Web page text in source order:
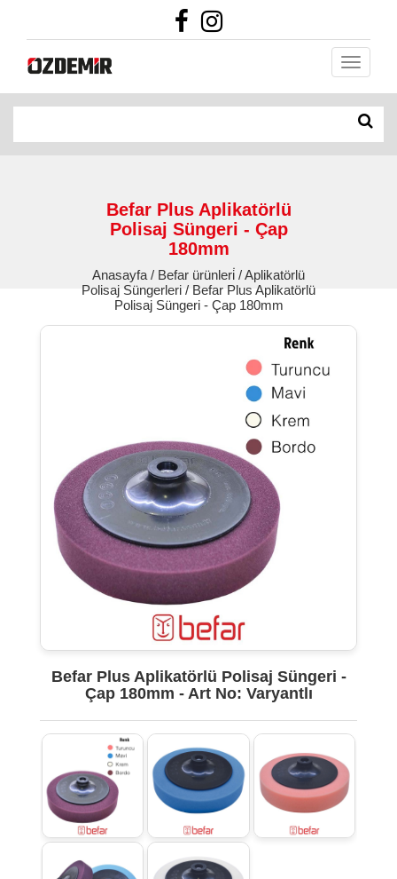
Befar Plus Aplikatörlü
Polisaj Süngeri - Çap
180mm
Anasayfa / Befar ürünleri̇ / Aplikatörlü
Polisaj Süngerleri / Befar Plus Aplikatörlü
Polisaj Süngeri - Çap 180mm
Befar Plus Aplikatörlü Polisaj Süngeri -
Çap 180mm - Art No: Varyantlı